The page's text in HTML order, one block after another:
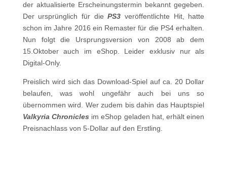
der aktualisierte Erscheinungstermin bekannt gegeben.
Der ursprünglich für diePS3 veröffentlichte Hit, hatte
schon im Jahre 2016 ein Remaster für die PS4 erhalten.
Nun folgt die Ursprungsversion von 2008 ab dem
15.Oktober auch im eShop. Leider exklusiv nur als
Digital-Only.
Preislich wird sich das Download-Spiel auf ca. 20 Dollar
belaufen, was wohl ungefähr auch bei uns so
übernommen wird. Wer zudem bis dahin das Hauptspiel
Valkyria Chronicles im eShop geladen hat, erhält einen
Preisnachlass von 5-Dollar auf den Erstling.